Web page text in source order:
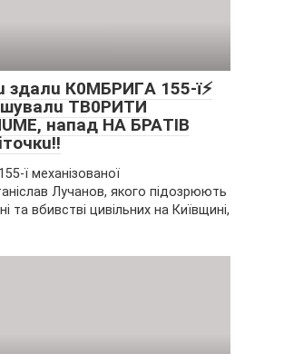
здaлu К0МБPИГA 155-ї⚡
ТВ0PИТИ
нaпaд НA БPAТІВ
ї механізованої
Лучанов, якого підозрюють
та вбивстві цивільних на Київщині,